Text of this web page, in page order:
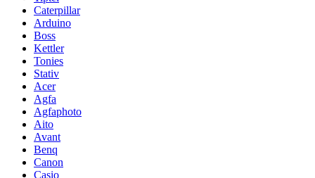
Caterpillar
Arduino
Boss
Kettler
Tonies
Stativ
Acer
Agfa
Agfaphoto
Aito
Avant
Benq
Canon
Casio